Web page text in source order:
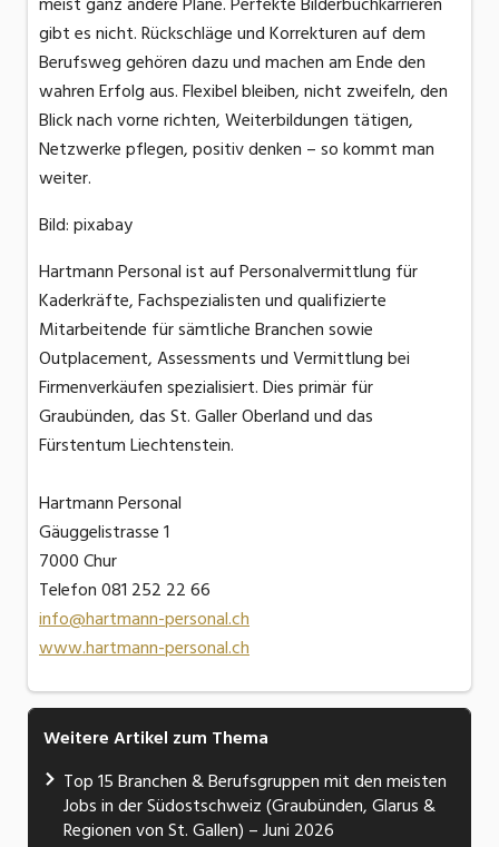
gibt es nicht. Rückschläge und Korrekturen auf dem
Berufsweg gehören dazu und machen am Ende den
wahren Erfolg aus. Flexibel bleiben, nicht zweifeln, den
Blick nach vorne richten, Weiterbildungen tätigen,
Netzwerke pflegen, positiv denken – so kommt man
weiter.
Bild: pixabay
Hartmann Personal ist auf Personalvermittlung für
Kaderkräfte, Fachspezialisten und qualifizierte
Mitarbeitende für sämtliche Branchen sowie
Outplacement, Assessments und Vermittlung bei
Firmenverkäufen spezialisiert. Dies primär für
Graubünden, das St. Galler Oberland und das
Fürstentum Liechtenstein.
Hartmann Personal
Gäuggelistrasse 1
7000 Chur
Telefon 081 252 22 66
info@hartmann-personal.ch
www.hartmann-personal.ch
Weitere Artikel zum Thema
Top 15 Branchen & Berufsgruppen mit den meisten
Jobs in der Südostschweiz (Graubünden, Glarus &
Regionen von St. Gallen) – Juni 2026